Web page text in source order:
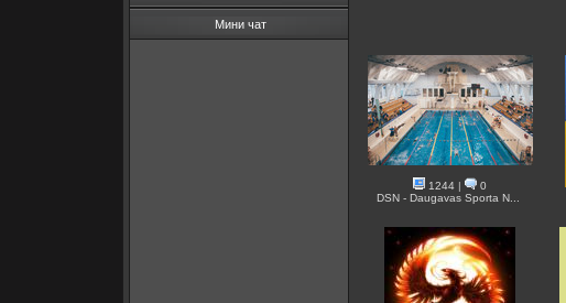
Мини чат
1244 |
0
DSN - Daugavas Sporta N...